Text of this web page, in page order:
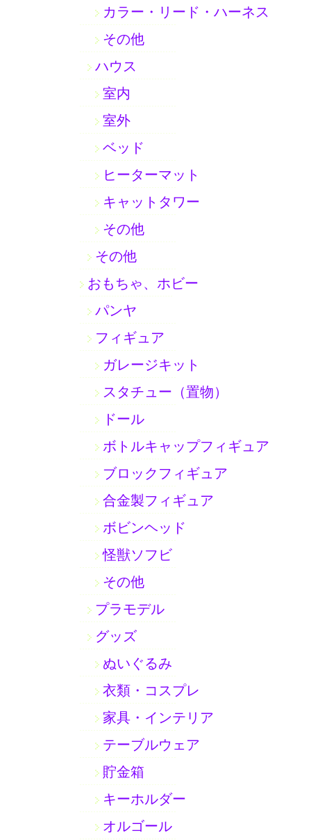
カラー・リード・ハーネス
その他
ハウス
室内
室外
ベッド
ヒーターマット
キャットタワー
その他
その他
おもちゃ、ホビー
パンヤ
フィギュア
ガレージキット
スタチュー（置物）
ドール
ボトルキャップフィギュア
ブロックフィギュア
合金製フィギュア
ボビンヘッド
怪獣ソフビ
その他
プラモデル
グッズ
ぬいぐるみ
衣類・コスプレ
家具・インテリア
テーブルウェア
貯金箱
キーホルダー
オルゴール